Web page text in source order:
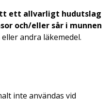
ett allvarligt hudutslag
och/eller sår i munnen
andra läkemedel.
inte användas vid